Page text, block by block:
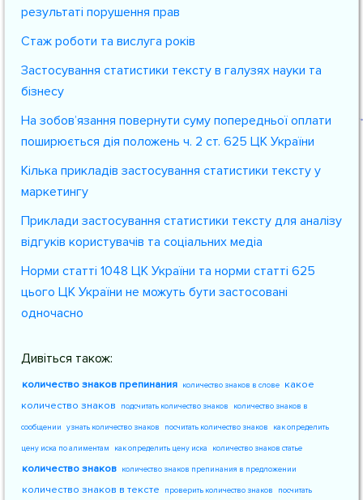
результаті порушення прав
Стаж роботи та вислуга років
Застосування статистики тексту в галузях науки та
бізнесу
На зобов’язання повернути суму попередньої оплати
поширюється дія положень ч. 2 ст. 625 ЦК України
Кілька прикладів застосування статистики тексту у
маркетингу
Приклади застосування статистики тексту для аналізу
відгуків користувачів та соціальних медіа
Норми статті 1048 ЦК України та норми статті 625
цього ЦК України не можуть бути застосовані
одночасно
Дивіться також:
количество знаков препинания количество знаков в слове какое
количество знаков
подсчитать количество знаков количество знаков в
сообщении узнать количество знаков посчитать количество знаков как определить
цену иска по алиментам как определить цену иска количество знаков статье
количество знаков количество знаков препинания в предложении
количество знаков в тексте проверить количество знаков посчитать